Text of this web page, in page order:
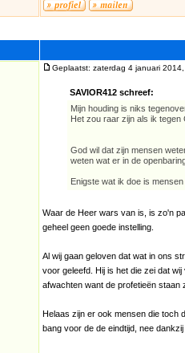
Geplaatst: zaterdag 4 januari
SAVIOR412 schreef:
Mijn houding is niks
Het zou raar zijn als ik tegen
God wil dat zijn mensen
weten wat er in de
Enigste wat ik doe is
Waar de Heer wars van is, is zo'n
geheel geen goede instelling.
Al wij gaan geloven dat wat in ons
voor geleefd. Hij is het die zei dat
afwachten want de profetieën staan
Helaas zijn er ook mensen die toch
bang voor de de eindtijd, nee